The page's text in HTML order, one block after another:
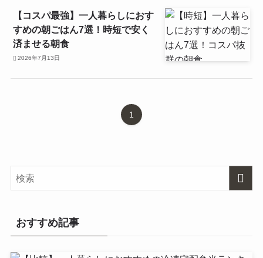
【コスパ最強】一人暮らしにおす
すめの朝ごはん7選！時短で安く
済ませる朝食
2026年7月13日
1
おすすめ記事